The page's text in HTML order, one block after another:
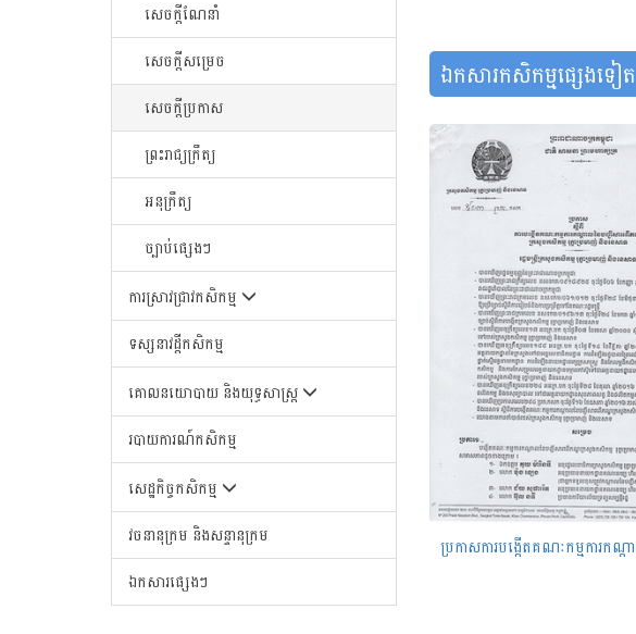
សេចក្តីណែនាំ
សេចក្តីសម្រេច
សេចក្តីប្រកាស
ព្រះរាជ្យក្រឹត្យ
អនុក្រឹត្យ
ច្បាប់ផ្សេងៗ
ការស្រាវជ្រាវកសិកម្ម
ទស្សនាវដ្តីកសិកម្ម
គោលនយោបាយ និងយុទ្ធសាស្រ្ត
របាយការណ៍កសិកម្ម
សេដ្ឋកិច្ចកសិកម្ម
វចនានុក្រម និងសន្ទានុក្រម
ឯកសារផ្សេងៗ
ឯកសារកសិកម្មផ្សេងទៀត